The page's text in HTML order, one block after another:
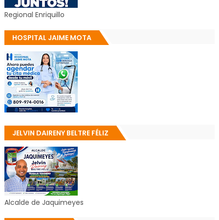
Regional Enriquillo
HOSPITAL JAIME MOTA
JELVIN DAIRENY BELTRE FÉLIZ
Alcalde de Jaquimeyes